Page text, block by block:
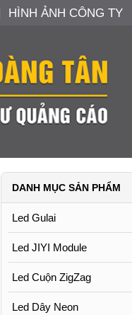
HÌNH ẢNH CÔNG TY
DANH MỤC SẢN PHẨM
Led Gulai
Led JIYI Module
Led Cuộn ZigZag
Led Dây Neon